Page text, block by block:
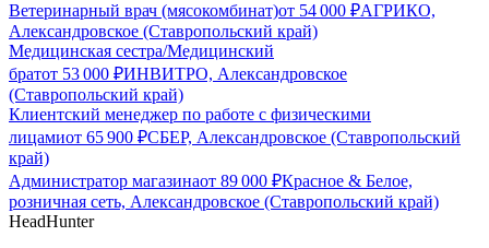
Ветеринарный врач (мясокомбинат)от 54 000 ₽АГРИКО,
Александровское (Ставропольский край)
Медицинская сестра/Медицинский
братот 53 000 ₽ИНВИТРО, Александровское
(Ставропольский край)
Клиентский менеджер по работе с физическими
лицамиот 65 900 ₽СБЕР, Александровское (Ставропольский
край)
Администратор магазинаот 89 000 ₽Красное & Белое,
розничная сеть, Александровское (Ставропольский край)
HeadHunter